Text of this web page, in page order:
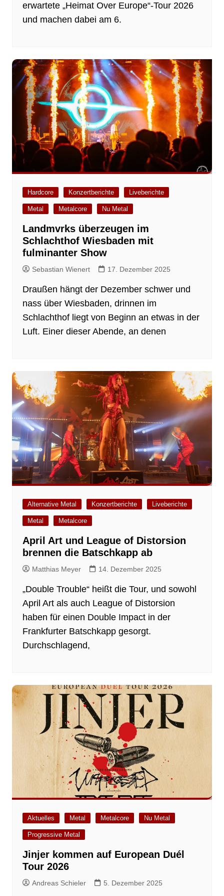
erwartete „Heimat Over Europe“-Tour 2026
und machen dabei am 6.
Hardcore Konzertberichte Liveberichte
Metal Metalcore Nu Metal
Landmvrks überzeugen im
Schlachthof Wiesbaden mit
fulminanter Show
Sebastian Wienert 17. Dezember 2025
Draußen hängt der Dezember schwer und
nass über Wiesbaden, drinnen im
Schlachthof liegt von Beginn an etwas in der
Luft. Einer dieser Abende, an denen
Alternative Metal Konzertberichte Liveberichte
Metal Metalcore
April Art und League of Distorsion
brennen die Batschkapp ab
Matthias Meyer 14. Dezember 2025
„Double Trouble“ heißt die Tour, und sowohl
April Art als auch League of Distorsion
haben für einen Double Impact in der
Frankfurter Batschkapp gesorgt.
Durchschlagend,
Aktuelles Metal Metalcore Nu Metal
Progressive Metal
Jinjer kommen auf European Duél
Tour 2026
Andreas Schieler 5. Dezember 2025